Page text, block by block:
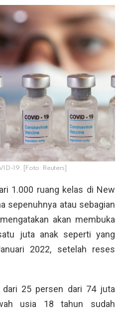
19. [Foto: Reuters]
1.000 ruang kelas di New
sepenuhnya atau sebagian
akan membuka
juta anak seperti yang
2022, setelah reses
dari 25 persen dari 74 juta
usia 18 tahun sudah